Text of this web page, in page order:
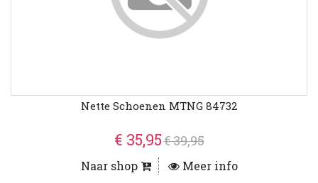
Nette Schoenen MTNG 84732
€ 35,95€ 39,95
Naar shop Meer info